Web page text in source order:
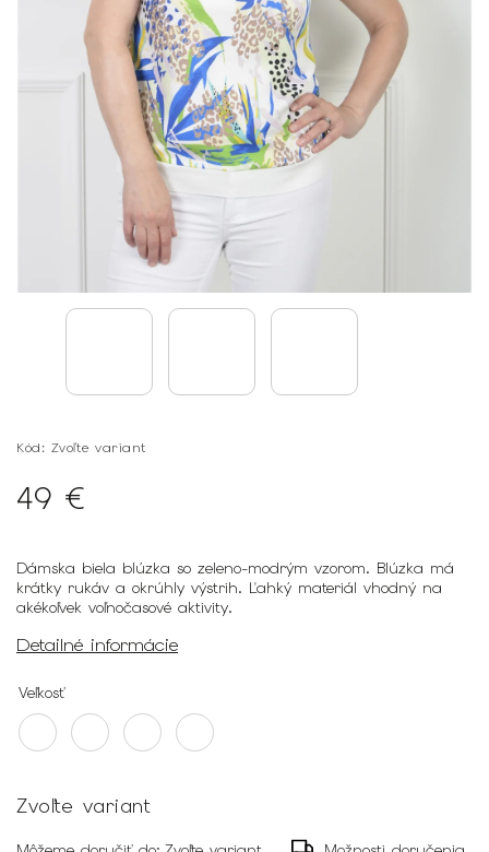
Kód: Zvoľte variant
49 €
Dámska biela blúzka so zeleno-modrým vzorom. Blúzka má
krátky rukáv a okrúhly výstrih. Ľahký materiál vhodný na
akékoľvek voľnočasové aktivity.
Detailné informácie
Veľkosť
Zvoľte variant